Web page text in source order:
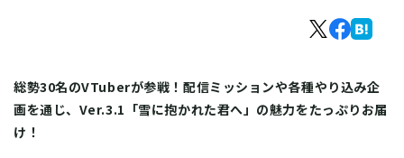
総勢30名のVTuberが参戦！配信ミッションや各種やり込み企
画を通じ、Ver.3.1「雪に抱かれた君へ」の魅力をたっぷりお届
け！